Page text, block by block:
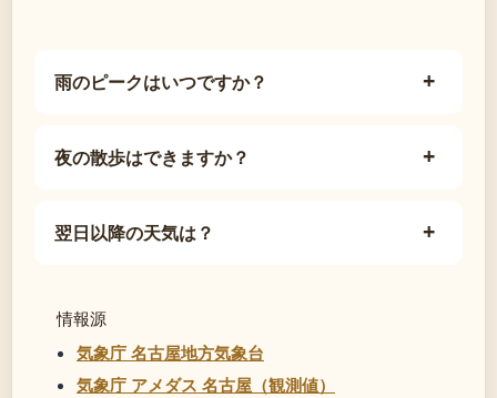
雨のピークはいつですか？
夜の散歩はできますか？
翌日以降の天気は？
情報源
気象庁 名古屋地方気象台
気象庁 アメダス 名古屋（観測値）